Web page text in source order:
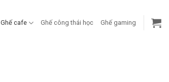
Ghế cafe Ghế công thái học Ghế gaming